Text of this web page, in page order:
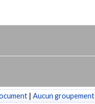
| Aucun groupement